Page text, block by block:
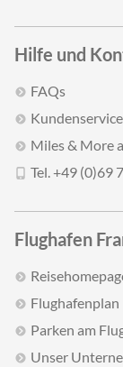
Hilfe und
FAQs
Kundenservice
Miles & More
Tel. +49 (0)69
Flughafen
Flughafenplan
Parken am
Unser